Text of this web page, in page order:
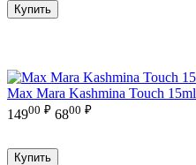
Купить
Max Mara Kashmina Touch 15ml
14900 ₽ 6800 ₽
Купить